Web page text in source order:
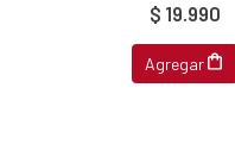
$ 19.990
Agregar